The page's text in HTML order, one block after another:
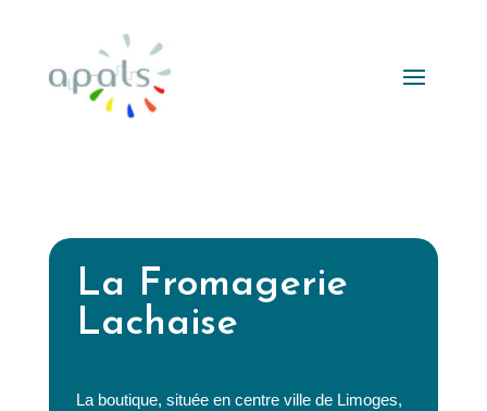
La Fromagerie
Lachaise
La boutique, située en centre ville de Limoges,